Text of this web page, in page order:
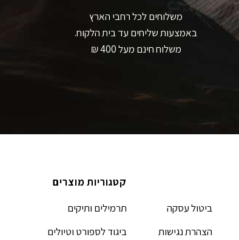
משלוחים לכל רחבי הארץ
באמצעות שליחים עד בית הלקוח.
משלוח חינם מעל 400 ₪
ביטול עסקה
הצהרת נגישות
קטגוריות מוצרים
תרמילים ותיקים
ביגוד לספורט וטיולים